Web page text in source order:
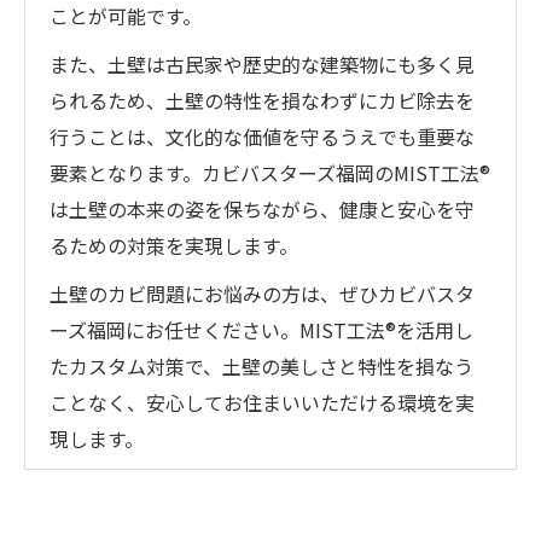
ことが可能です。
また、土壁は古民家や歴史的な建築物にも多く見
られるため、土壁の特性を損なわずにカビ除去を
行うことは、文化的な価値を守るうえでも重要な
要素となります。カビバスターズ福岡のMIST工法®
は土壁の本来の姿を保ちながら、健康と安心を守
るための対策を実現します。
土壁のカビ問題にお悩みの方は、ぜひカビバスタ
ーズ福岡にお任せください。MIST工法®を活用し
たカスタム対策で、土壁の美しさと特性を損なう
ことなく、安心してお住まいいただける環境を実
現します。